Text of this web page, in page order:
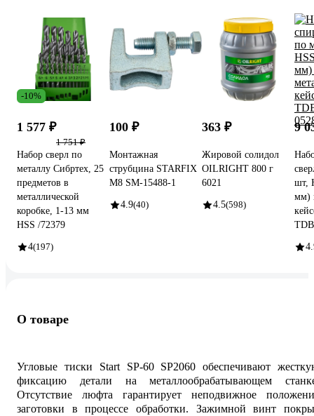
-10%
1 577 ₽
1 751 ₽
Набор сверл по
металлу Сибртех, 25
предметов в
металлической
коробке, 1-13 мм
HSS /72379
4(197)
100 ₽
Монтажная
струбцина STARFIX
М8 SM-15488-1
4.9(40)
363 ₽
Жировой солидол
OILRIGHT 800 г
6021
4.5(598)
9
шт,
мм)
О товаре
Угловые тиски Start SP-60 SP2060 обеспечивают
фиксацию детали на металлообрабатывающем
Отсутствие люфта гарантирует неподвижное
заготовки в процессе обработки. Зажимной винт